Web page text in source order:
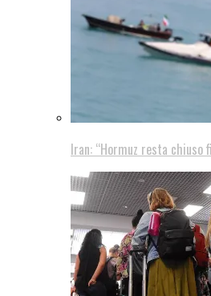
Iran: “Hormuz resta chiuso